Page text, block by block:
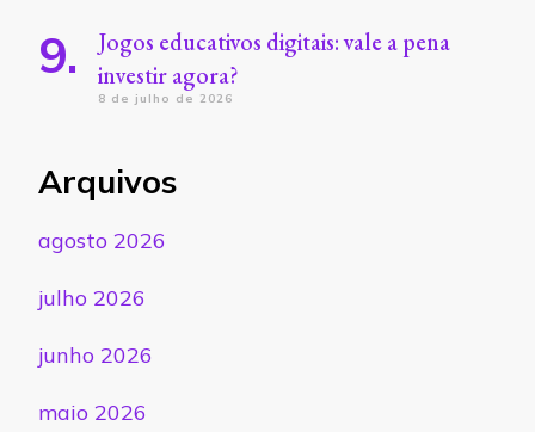
Jogos educativos digitais: vale a pena
investir agora?
8 de julho de 2026
Arquivos
agosto 2026
julho 2026
junho 2026
maio 2026